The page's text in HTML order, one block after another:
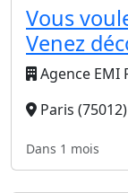
Vous
Venez
Agence EMI
Paris (75012)
Dans 1 mois